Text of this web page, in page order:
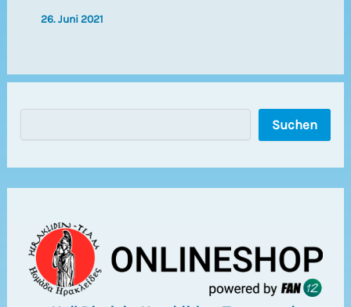
26. Juni 2021
Suchen